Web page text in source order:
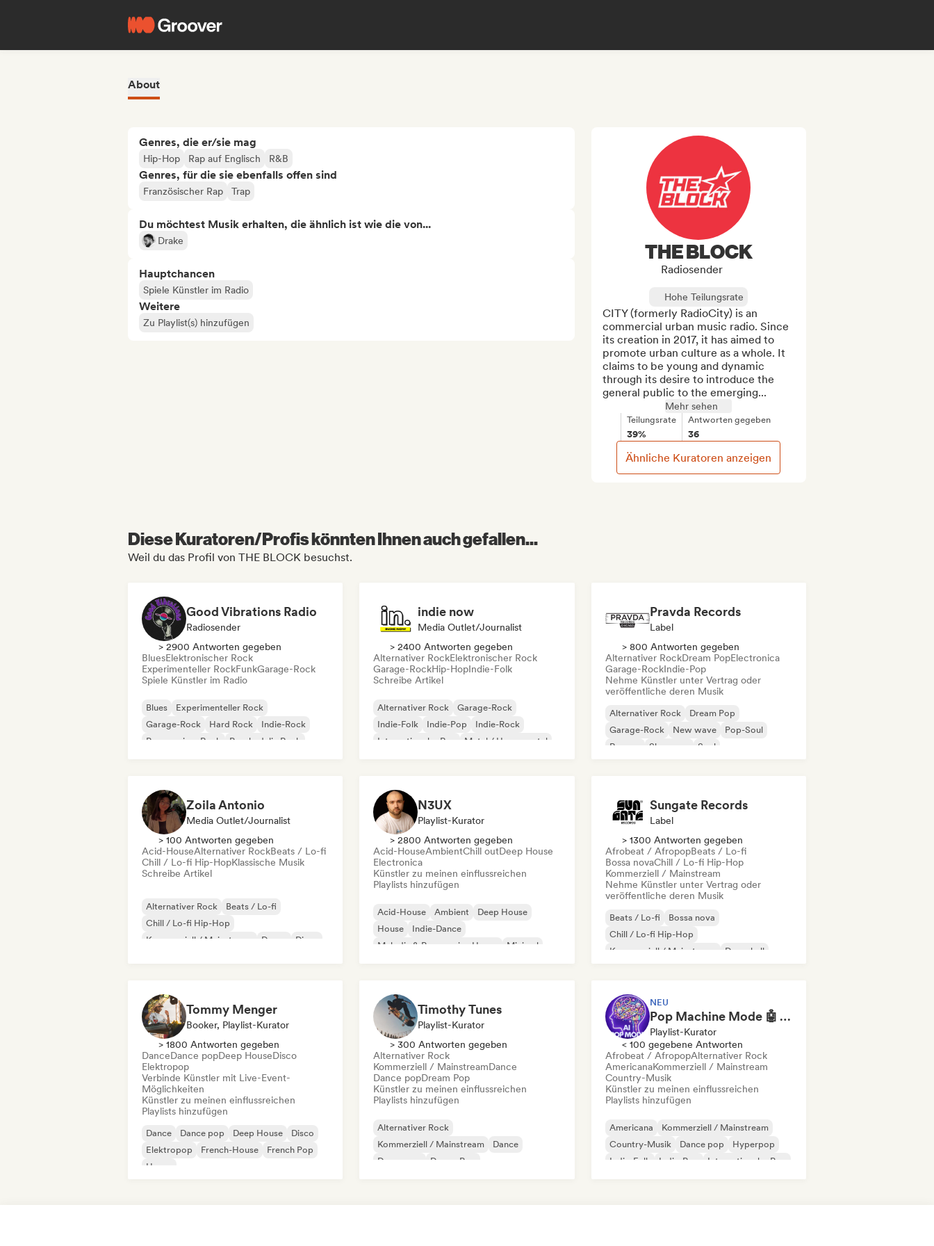
About
Genres, die er/sie mag
Hip-Hop Rap auf Englisch R&B
Genres, für die sie ebenfalls offen sind
Französischer Rap Trap
Du möchtest Musik erhalten, die ähnlich ist wie die von...
Drake
Hauptchancen
Spiele Künstler im Radio
Weitere
Zu Playlist(s) hinzufügen
THE BLOCK
Radiosender
Hohe Teilungsrate
CITY (formerly RadioCity) is an
commercial urban music radio. Since
its creation in 2017, it has aimed to
promote urban culture as a whole. It
claims to be young and dynamic
through its desire to introduce the
general public to the emerging...
Mehr sehen
Teilungsrate
39%
Antworten gegeben
36
Ähnliche Kuratoren anzeigen
Diese Kuratoren/Profis könnten Ihnen auch gefallen...
Weil du das Profil von THE BLOCK besuchst.
Good Vibrations Radio
Radiosender
> 2900 Antworten gegeben
BluesElektronischer Rock
Experimenteller RockFunkGarage-Rock
Spiele Künstler im Radio
Blues
Experimenteller Rock
Garage-Rock
Hard Rock
Indie-Rock
Progressiver Rock
Psychedelic Rock
indie now
Media Outlet/Journalist
> 2400 Antworten gegeben
Alternativer RockElektronischer Rock
Garage-RockHip-HopIndie-Folk
Schreibe Artikel
Alternativer Rock
Garage-Rock
Indie-Folk
Indie-Pop
Indie-Rock
Internationaler Rap
Metal / Heavy metal
Pravda Records
Label
> 800 Antworten gegeben
Alternativer RockDream PopElectronica
Garage-RockIndie-Pop
Nehme Künstler unter Vertrag oder
veröffentliche deren Musik
Alternativer Rock
Dream Pop
Garage-Rock
New wave
Pop-Soul
Reggae
Shoegaze Soul
Zoila Antonio
Media Outlet/Journalist
> 100 Antworten gegeben
Acid-HouseAlternativer RockBeats / Lo-fi
Chill / Lo-fi Hip-HopKlassische Musik
Schreibe Artikel
Alternativer Rock
Beats / Lo-fi
Chill / Lo-fi Hip-Hop
Kommerziell / Mainstream
Dance
Disco
N3UX
Playlist-Kurator
> 2800 Antworten gegeben
Acid-HouseAmbientChill outDeep House
Electronica
Künstler zu meinen einflussreichen
Playlists hinzufügen
Acid-House Ambient
Deep House
House
Indie-Dance
Melodic & Progressive House
Minimal
Sungate Records
Label
> 1300 Antworten gegeben
Afrobeat / AfropopBeats / Lo-fi
Bossa novaChill / Lo-fi Hip-Hop
Kommerziell / Mainstream
Nehme Künstler unter Vertrag oder
veröffentliche deren Musik
Beats / Lo-fi
Bossa nova
Chill / Lo-fi Hip-Hop
Kommerziell / Mainstream
Dancehall
Tommy Menger
Booker, Playlist-Kurator
> 1800 Antworten gegeben
DanceDance popDeep HouseDisco
Elektropop
Verbinde Künstler mit Live-Event-
Möglichkeiten
Künstler zu meinen einflussreichen
Playlists hinzufügen
Dance Dance pop Deep House
Disco
Elektropop
French-House
French Pop
House
Timothy Tunes
Playlist-Kurator
> 300 Antworten gegeben
Alternativer Rock
Kommerziell / MainstreamDance
Dance popDream Pop
Künstler zu meinen einflussreichen
Playlists hinzufügen
Alternativer Rock
Kommerziell / Mainstream
Dance
Dance pop
Dream Pop
NEU
Pop Machine Mode 🤖 AI Music, Indie Pop & Dream Pop
Playlist-Kurator
< 100 gegebene Antworten
Afrobeat / AfropopAlternativer Rock
AmericanaKommerziell / Mainstream
Country-Musik
Künstler zu meinen einflussreichen
Playlists hinzufügen
Americana
Kommerziell / Mainstream
Country-Musik
Dance pop
Hyperpop
Indie-Folk
Indie-Pop Internationaler Pop